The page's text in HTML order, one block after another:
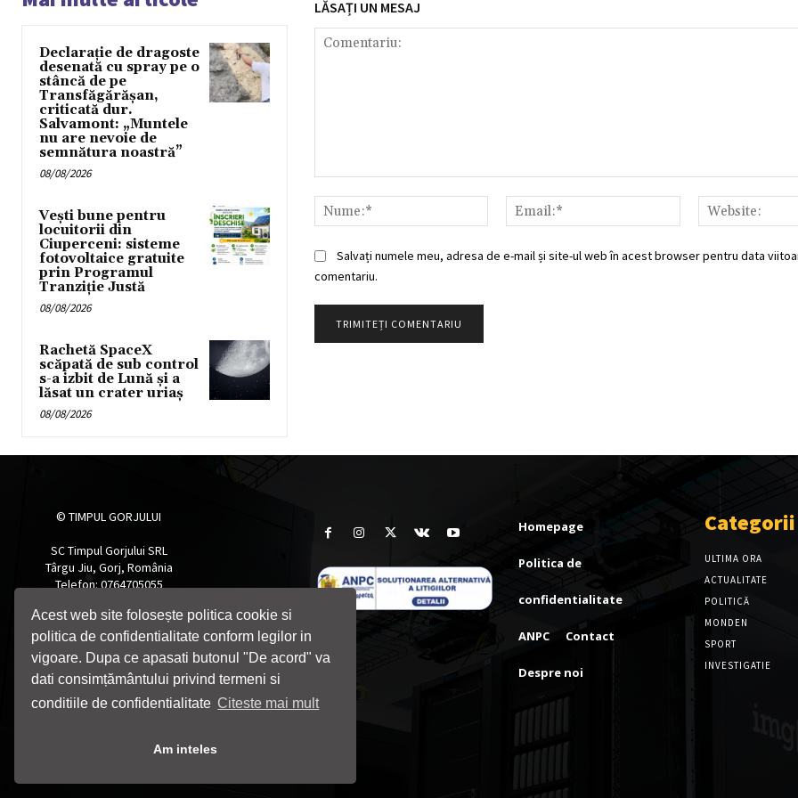
Acest web site folosește politica cookie si
politica de confidentialitate conform legilor in
vigoare. Dupa ce apasati butonul "De acord" va
dati consimțământului privind termeni si
conditiile de confidentialitate Citeste mai mult
Am inteles
Declarație de dragoste
desenată cu spray pe o
stâncă de pe
Transfăgărășan,
criticată dur.
Salvamont: „Muntele
nu are nevoie de
semnătura noastră”
08/08/2026
Vești bune pentru
locuitorii din
Ciuperceni: sisteme
fotovoltaice gratuite
prin Programul
Tranziție Justă
08/08/2026
Rachetă SpaceX
scăpată de sub control
s-a izbit de Lună și a
lăsat un crater uriaș
08/08/2026
LĂSAȚI UN MESAJ
Nume:*
Email:*
Salvați numele meu, adresa de e-mail și site-ul web în acest browser pentru data
comentariu.
© TIMPUL GORJULUI
SC Timpul Gorjului SRL
Târgu Jiu, Gorj, România
Telefon: 0764705055
Homepage
Politica de
confidentialitate
ANPC Contact
Despre noi
Categorii
ULTIMA ORA
ACTUALITATE
POLITICĂ
MONDEN
SPORT
INVESTIGATIE